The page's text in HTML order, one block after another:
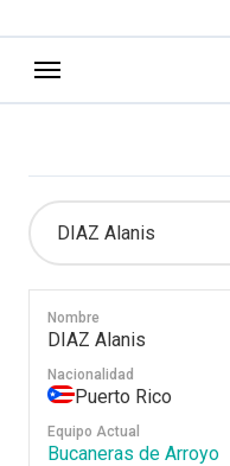
Nombre
DIAZ Alanis
Nacionalidad
Puerto Rico
Equipo Actual
Bucaneras de Arroyo